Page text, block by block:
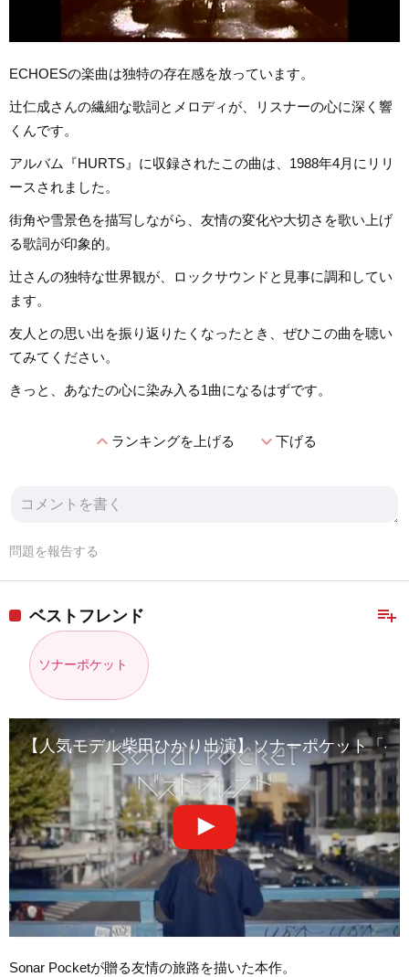
ECHOESの楽曲は独特の存在感を放っています。
辻仁成さんの繊細な歌詞とメロディが、リスナーの心に深く響
くんです。
アルバム『HURTS』に収録されたこの曲は、1988年4月にリリ
ースされました。
街角や雪景色を描写しながら、友情の変化や大切さを歌い上げ
る歌詞が印象的。
辻さんの独特な世界観が、ロックサウンドと見事に調和してい
ます。
友人との思い出を振り返りたくなったとき、ぜひこの曲を聴い
てみてください。
きっと、あなたの心に染み入る1曲になるはずです。
expand_lessランキングを上げる expand_more下げる
問題を報告する
playlist_add
ベストフレンド
ソナーポケット
【人気モデル柴田ひかり出演】ソナーポケット「
Sonar Pocketが贈る友情の旅路を描いた本作。